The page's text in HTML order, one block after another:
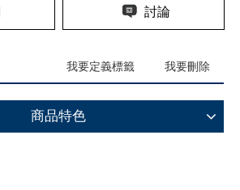
討論
我要定義標籤 我要刪除
商品特色